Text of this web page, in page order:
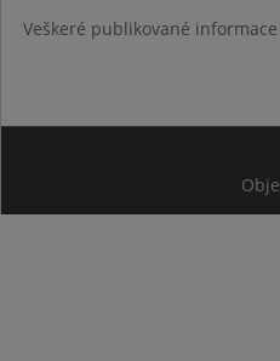
Veškeré publikované